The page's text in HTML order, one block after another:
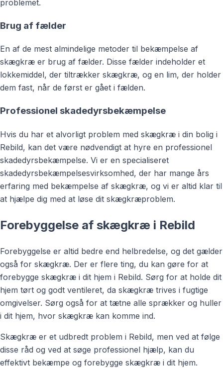
problemet.
Brug af fælder
En af de mest almindelige metoder til bekæmpelse af
skægkræ er brug af fælder. Disse fælder indeholder et
lokkemiddel, der tiltrækker skægkræ, og en lim, der holder
dem fast, når de først er gået i fælden.
Professionel skadedyrsbekæmpelse
Hvis du har et alvorligt problem med skægkræ i din bolig i
Rebild, kan det være nødvendigt at hyre en professionel
skadedyrsbekæmpelse. Vi er en specialiseret
skadedyrsbekæmpelsesvirksomhed, der har mange års
erfaring med bekæmpelse af skægkræ, og vi er altid klar til
at hjælpe dig med at løse dit skægkræproblem.
Forebyggelse af skægkræ i Rebild
Forebyggelse er altid bedre end helbredelse, og det gælder
også for skægkræ. Der er flere ting, du kan gøre for at
forebygge skægkræ i dit hjem i Rebild. Sørg for at holde dit
hjem tørt og godt ventileret, da skægkræ trives i fugtige
omgivelser. Sørg også for at tætne alle sprækker og huller
i dit hjem, hvor skægkræ kan komme ind.
Skægkræ er et udbredt problem i Rebild, men ved at følge
disse råd og ved at søge professionel hjælp, kan du
effektivt bekæmpe og forebygge skægkræ i dit hjem.